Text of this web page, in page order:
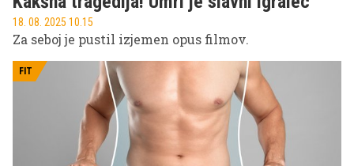
18. 08. 2025 10.15
Za seboj je pustil izjemen opus filmov.
FIT